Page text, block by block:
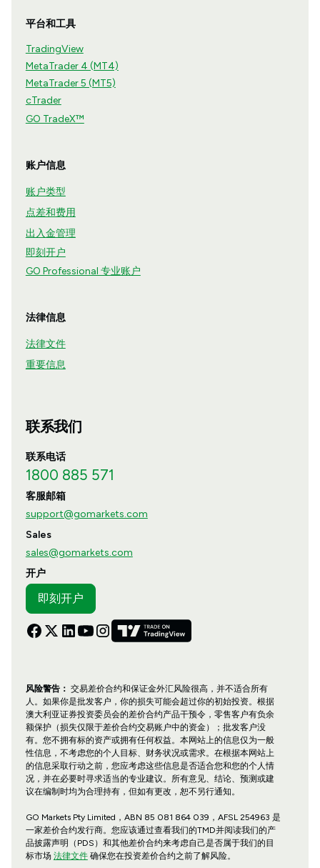
平台和工具
TradingView
MetaTrader 4 (MT4)
MetaTrader 5 (MT5)
cTrader
GO TradeX™
账户信息
账户类型
点差和费用
出入金管理
即刻开户
GO Professional 专业账户
法律信息
法律文件
重要信息
联系我们
联系电话
1800 885 571
客服邮箱
support@gomarkets.com
Sales
sales@gomarkets.com
开户
即刻开户
风险警告： 交易差价合约和保证金外汇风险很高，并不适合所有
人。如果你是批发客户，你的损失可能会超过你的初始投资。根据
澳大利亚证券投资委员会的差价合约产品干预令，零售客户有负余
额保护（损失仅限于差价合约交易账户中的资金）；批发客户没
有。您不拥有标的资产或拥有任何权益。本网站上的信息仅为一般
性信息，不考虑您的个人目标、财务状况或需求。在根据本网站上
的信息采取行动之前，您应考虑这些信息是否适合您和您的个人情
况，并在必要时寻求适当的专业建议。所有意见、结论、预测或建
议在编制时均为合理持有，但如有更改，恕不另行通知。
GO Markets Pty Limited，ABN 85 081 864 039，AFSL 254963 是
一家差价合约发行商。您应该通过查看我们的TMD并阅读我们的产
品披露声明（PDS）和其他差价合约来考虑自己是否属于我们的目
标市场 法律文件确保您在投资差价合约之前了解风险。